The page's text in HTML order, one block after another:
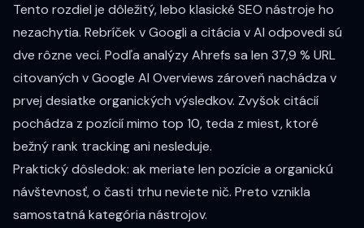
Tento rozdiel je dôležitý, lebo klasické SEO nástroje ho
nezachytia. Rebríček v Googli a citácia v AI odpovedi sú
dve rôzne veci. Podľa analýzy Ahrefs sa len 37,9 % URL
citovaných v Google AI Overviews zároveň nachádza v
prvej desiatke organických výsledkov. Zvyšok citácií
pochádza z pozícií mimo top 10, teda z miest, ktoré
bežný rank tracking ani nesleduje.
Praktický dôsledok: ak meriate len pozície a organickú
návštevnosť, o časti trhu neviete nič. Preto vznikla
samostatná kategória nástrojov.